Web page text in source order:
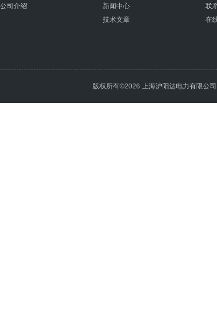
公司介绍
新闻中心
技术文章
联
在
版权所有©2026 上海沪阳达电力有限公